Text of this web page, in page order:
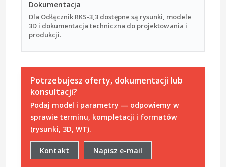
Dokumentacja
Dla Odłącznik RKS-3,3 dostępne są rysunki, modele
3D i dokumentacja techniczna do projektowania i
produkcji.
Potrzebujesz oferty, dokumentacji lub
konsultacji?
Podaj model i parametry — odpowiemy w
sprawie terminu, kompletacji i formatów
(rysunki, 3D, WT).
Kontakt Napisz e-mail